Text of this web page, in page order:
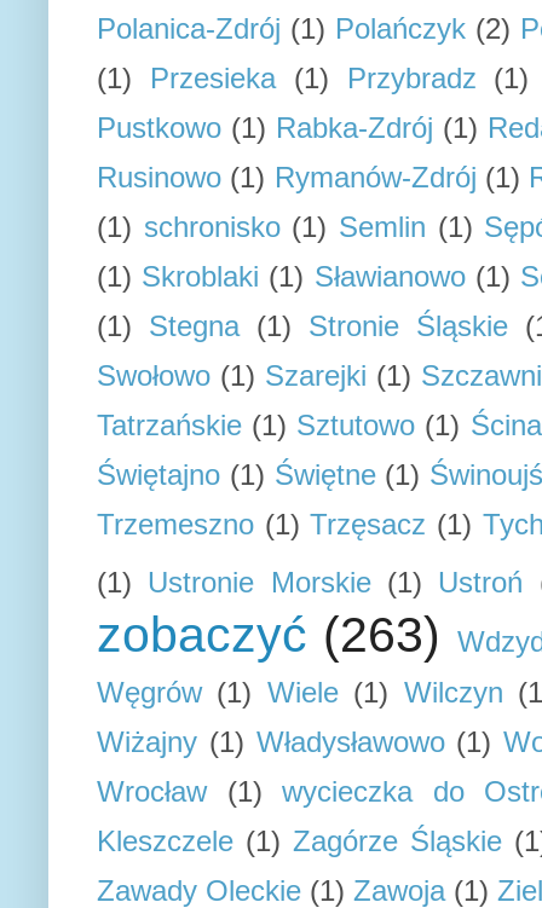
Polanica-Zdrój (1) Polańczyk (2)
(1)
Przesieka (1) Przybradz
(1)
Pustkowo (1) Rabka-Zdrój (1)
Rusinowo (1) Rymanów-Zdrój (1)
(1) schronisko (1) Semlin (1)
(1) Skroblaki (1) Sławianowo (1)
(1)
Stegna (1) Stronie Śląskie
Swołowo (1) Szarejki (1)
Tatrzańskie (1) Sztutowo (1)
Świętajno (1) Świętne (1)
Trzemeszno (1) Trzęsacz (1)
(1) Ustronie Morskie (1) Ustroń
zobaczyć (263)
Węgrów (1) Wiele (1) Wilczyn
Wiżajny (1) Władysławowo (1)
Wrocław
(1)
wycieczka do
Kleszczele (1) Zagórze Śląskie
Zawady Oleckie (1) Zawoja (1)